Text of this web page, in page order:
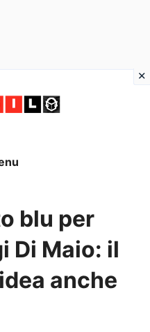
blu per
Di Maio: il
anche